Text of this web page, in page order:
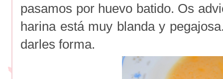
pasamos por huevo batido. Os
harina está muy blanda y
darles forma.